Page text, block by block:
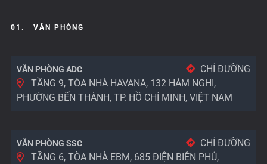
01. VĂN PHÒNG
VĂN PHÒNG ADC
CHỈ ĐƯỜNG
TẦNG 9, TÒA NHÀ HAVANA, 132 HÀM NGHI,
PHƯỜNG BẾN THÀNH, TP. HỒ CHÍ MINH, VIỆT NAM
VĂN PHÒNG SSC
CHỈ ĐƯỜNG
TẦNG 6, TÒA NHÀ EBM, 685 ĐIỆN BIÊN PHỦ,